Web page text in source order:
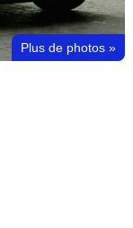
Plus de photos »